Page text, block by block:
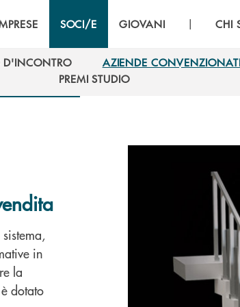
SOCI/E GIOVANI | CHI
D'INCONTRO
D'INCONTRO
AZIENDE
AZIENDE CONVENZIONATE
PREMI STUDIO
PREMI STUDIO
sistema,
in
la
dotato